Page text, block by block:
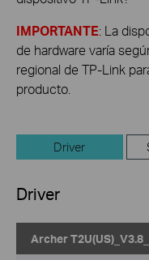
IMPORTANTE: La
de hardware varía
regional de TP-Link
producto.
Driver
Driver
Archer